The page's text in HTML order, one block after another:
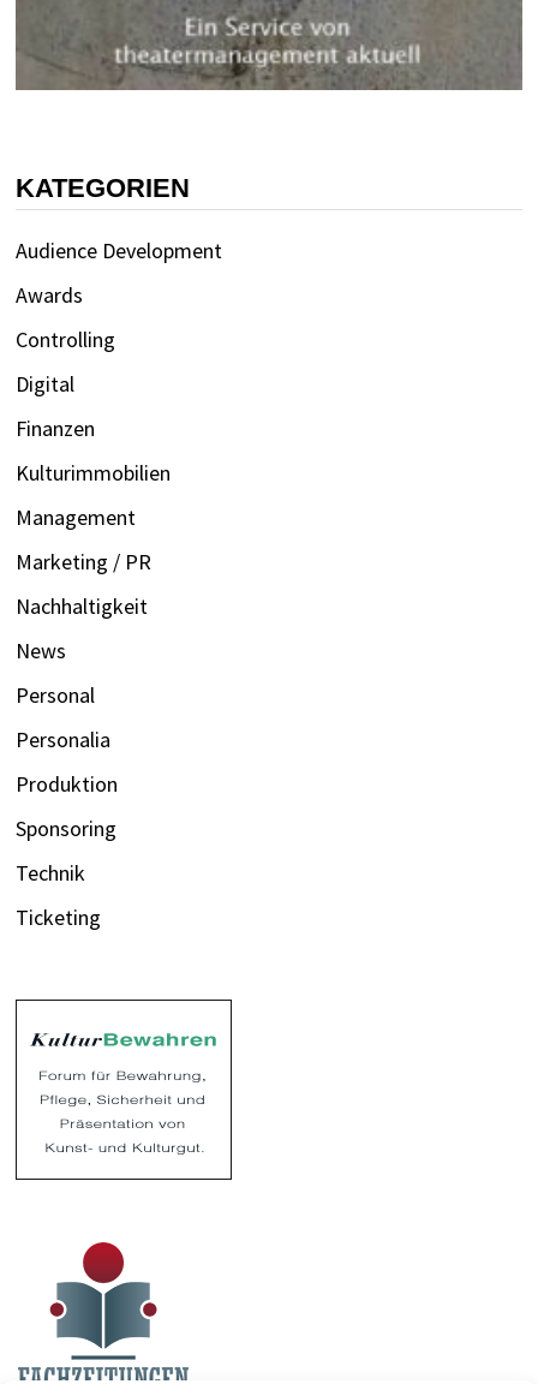
KATEGORIEN
Audience Development
Awards
Controlling
Digital
Finanzen
Kulturimmobilien
Management
Marketing / PR
Nachhaltigkeit
News
Personal
Personalia
Produktion
Sponsoring
Technik
Ticketing